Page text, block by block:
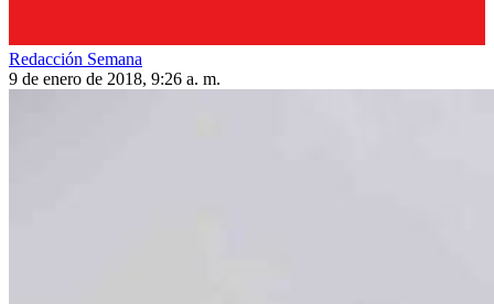
Redacción Semana
9 de enero de 2018, 9:26 a. m.